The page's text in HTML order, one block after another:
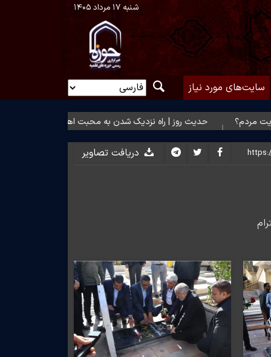
شنبه ۱۷ مرداد ۱۴۰۵
سایت‌های مورد نیاز
حدیث روز | راه نزدیک شدن به محبت اهل‌بیت(ع)
دریافت تصاویر